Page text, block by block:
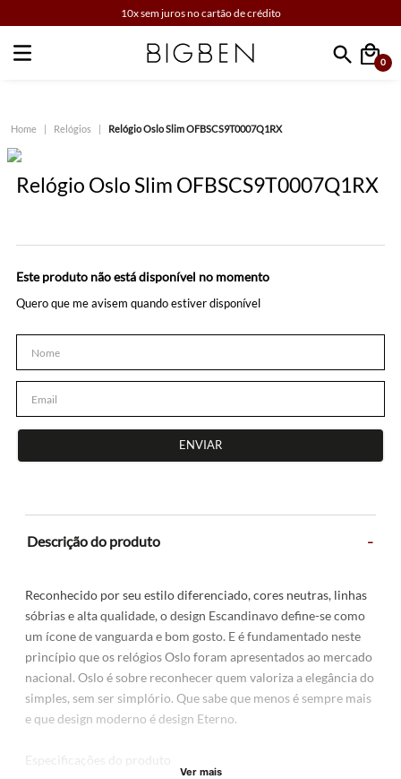
10x sem juros no cartão de crédito
0
Relógios Relógio Oslo Slim OFBSCS9T0007Q1RX
Relógio Oslo Slim OFBSCS9T0007Q1RX
Este produto não está disponível no momento
Quero que me avisem quando estiver disponível
ENVIAR
Descrição do produto -
Reconhecido por seu estilo diferenciado, cores neutras, linhas
sóbrias e alta qualidade, o design Escandinavo define-se como
um ícone de vanguarda e bom gosto. E é fundamentado neste
princípio que os relógios Oslo foram apresentados ao mercado
nacional. Oslo é sobre reconhecer quem valoriza a elegância do
simples, sem ser simplório. Que sabe que menos é sempre mais
e que design moderno é design Eterno.
Especificações do produto
Ver mais